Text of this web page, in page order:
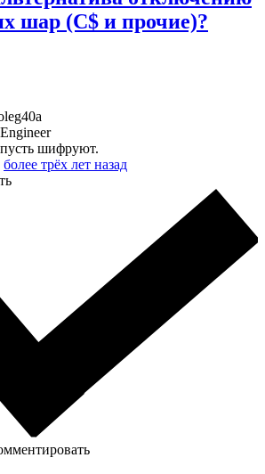
шар (C$ и прочие)?
шифруют.
более трёх лет назад